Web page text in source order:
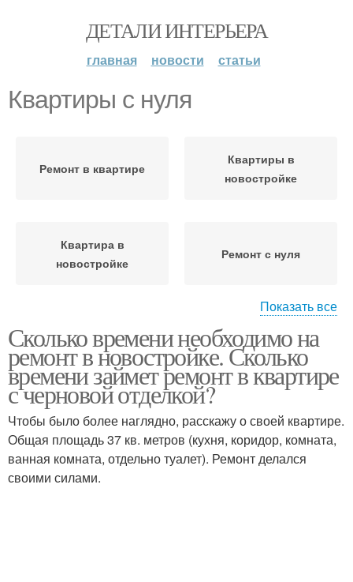
ДЕТАЛИ ИНТЕРЬЕРА
главная новости статьи
Квартиры с нуля
Ремонт в квартире
Квартиры в
новостройке
Квартира в
новостройке
Ремонт с нуля
Квартиры в москве
Квартира с чистовой
отделкой
Квартиры без отделки
Квартиры с чистовой
отделкой
Показать все
Сколько времени необходимо на
ремонт в новостройке. Сколько
времени займет ремонт в квартире
с черновой отделкой?
Чтобы было более наглядно, расскажу о своей квартире.
Общая площадь 37 кв. метров (кухня, коридор, комната,
ванная комната, отдельно туалет). Ремонт делался
своими силами.